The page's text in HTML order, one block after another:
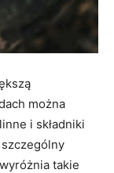
można
i składniki
takie